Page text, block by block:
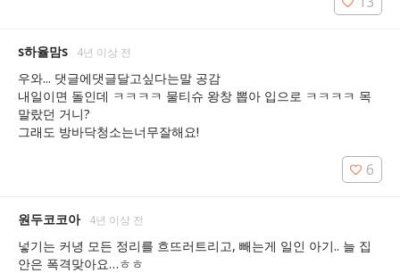
s하율맘s 4년 이상 전
우와... 댓글에댓글달고싶다는말 공감
내일이면 돌인데 ㅋㅋㅋㅋ 물티슈 왕창 뽑아 입으로 ㅋㅋㅋㅋ 목
말랐던 거니?
그래도 방바닥청소는너무잘해요!
6
원두코코아 4년 이상 전
넣기는 커녕 모든 정리를 흐뜨러트리고, 빼는게 일인 아기.. 늘 집
안은 폭격맞아요…ㅎㅎ